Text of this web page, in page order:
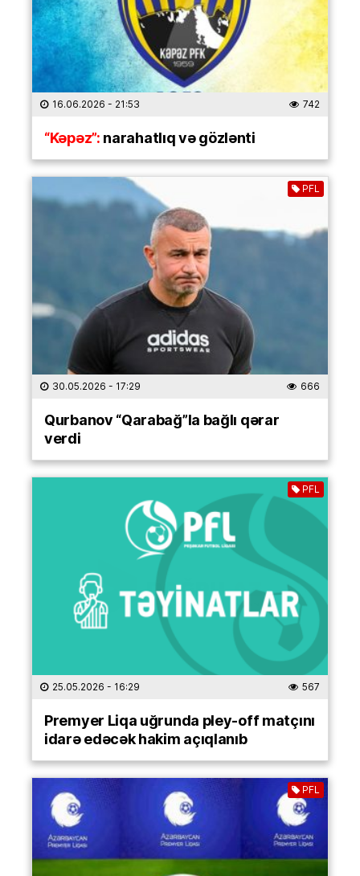
16.06.2026 - 21:53 742
“Kəpəz”:narahatlıq və gözlənti
PFL
30.05.2026 - 17:29 666
Qurbanov “Qarabağ”la bağlı qərar
verdi
PFL
25.05.2026 - 16:29 567
Premyer Liqa uğrunda pley-off matçını
idarə edəcək hakim açıqlanıb
PFL